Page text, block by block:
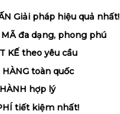
Giải pháp hiệu quả nhất!
MÃ đa dạng, phong phú
KẾ theo yêu cầu
HÀNG toàn quốc
hợp lý
tiết kiệm nhất!